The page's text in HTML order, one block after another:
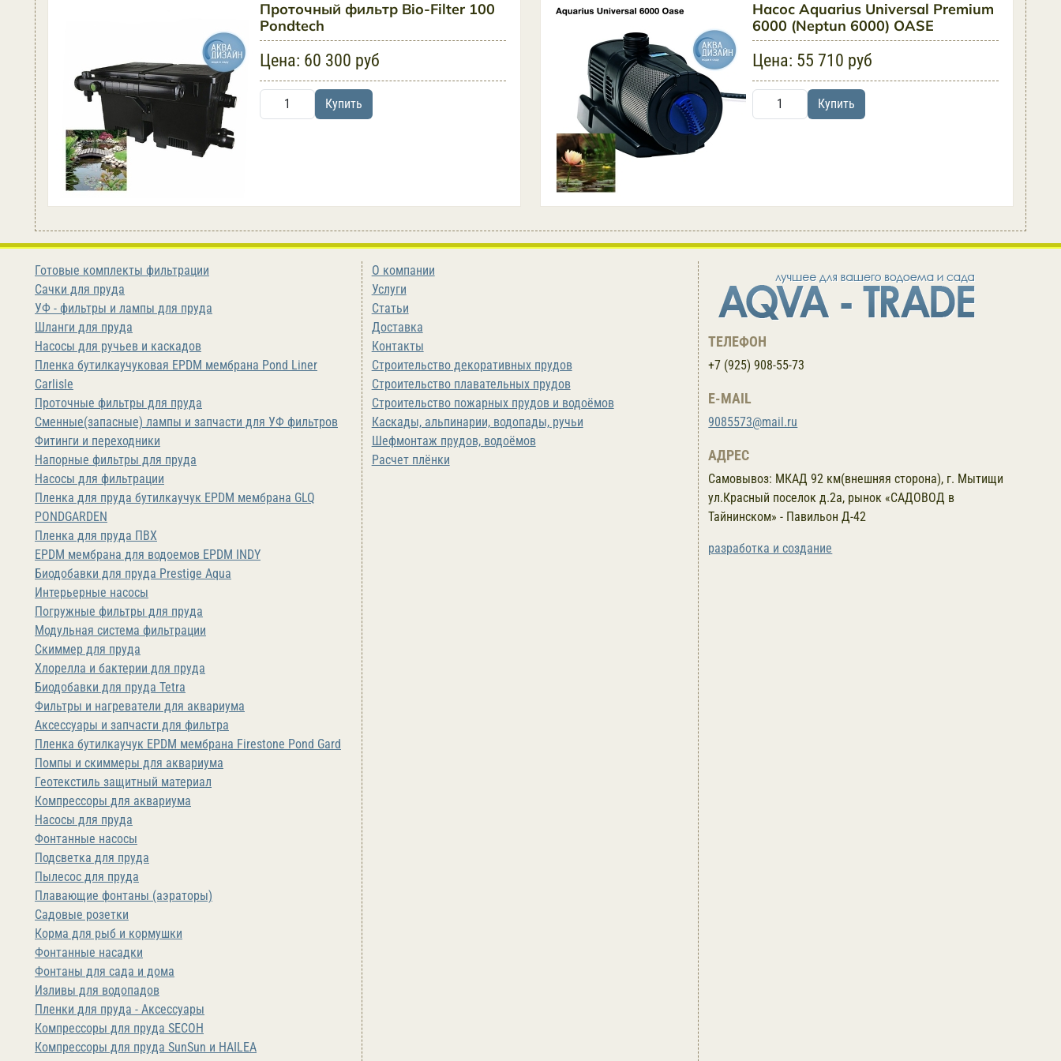
Проточный фильтр Bio-Filter 100
Pondtech
Цена: 60 300 руб
Купить
Насос Aquarius Universal Premium
6000 (Neptun 6000) OASE
Цена: 55 710 руб
Купить
Готовые комплекты фильтрации
Сачки для пруда
УФ - фильтры и лампы для пруда
Шланги для пруда
Насосы для ручьев и каскадов
Пленка бутилкаучуковая EPDM мембрана Pond Liner
Carlisle
Проточные фильтры для пруда
Сменные(запасные) лампы и запчасти для УФ фильтров
Фитинги и переходники
Напорные фильтры для пруда
Насосы для фильтрации
Пленка для пруда бутилкаучук EPDM мембрана GLQ
PONDGARDEN
Пленка для пруда ПВХ
EPDM мембрана для водоемов EPDM INDY
Биодобавки для пруда Prestige Aqua
Интерьерные насосы
Погружные фильтры для пруда
Модульная система фильтрации
Скиммер для пруда
Хлорелла и бактерии для пруда
Биодобавки для пруда Tetra
Фильтры и нагреватели для аквариума
Аксессуары и запчасти для фильтра
Пленка бутилкаучук EPDM мембрана Firestone Pond Gard
Помпы и скиммеры для аквариума
Геотекстиль защитный материал
Компрессоры для аквариума
Насосы для пруда
Фонтанные насосы
Подсветка для пруда
Пылесос для пруда
Плавающие фонтаны (аэраторы)
Садовые розетки
Корма для рыб и кормушки
Фонтанные насадки
Фонтаны для сада и дома
Изливы для водопадов
Пленки для пруда - Аксессуары
Компрессоры для пруда SECOH
Компрессоры для пруда SunSun и HAILEA
О компании
Услуги
Статьи
Доставка
Контакты
Строительство декоративных прудов
Строительство плавательных прудов
Строительство пожарных прудов и водоёмов
Каскады, альпинарии, водопады, ручьи
Шефмонтаж прудов, водоёмов
Расчет плёнки
ТЕЛЕФОН
+7 (925) 908-55-73
E-MAIL
9085573@mail.ru
АДРЕС
Самовывоз: МКАД 92 км(внешняя сторона), г. Мытищи
ул.Красный поселок д.2а, рынок «САДОВОД в
Тайнинском» - Павильон Д-42
разработка и создание